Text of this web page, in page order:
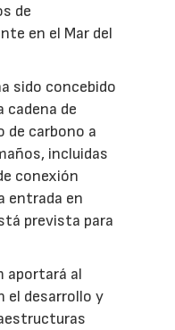
de
en el Mar del
sido concebido
cadena de
de carbono a
incluidas
conexión
entrada en
prevista para
aportará al
el desarrollo y